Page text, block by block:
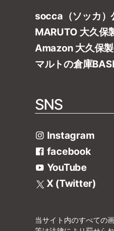
socca（ソッカ）
MARUTO 大久保
Amazon 大久保
マルトの倉庫
SNS
Instagram
facebook
YouTube
X (Twitter)
当サイト内のすべての